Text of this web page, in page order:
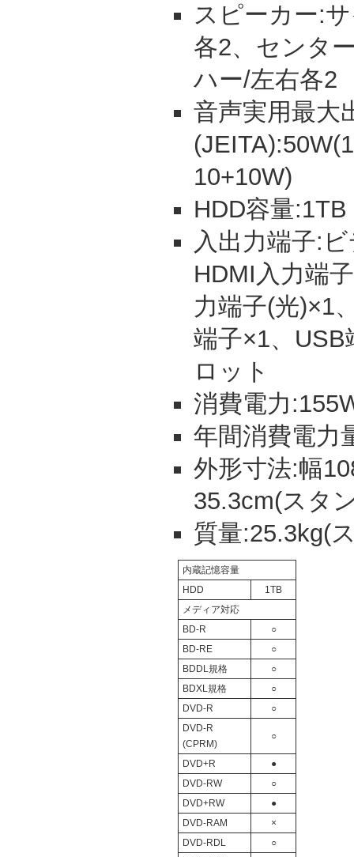
スピーカー:
各2、センタ
ハー/左右各2
音声実用最大
10+10W)
HDD容量:1TB
入出力端子:
HDMI入力端
力端子(光)×1
端子×1、
ロット
消費電力
年間消費電力
外形寸法:幅
35.3cm(スタ
質量:25.3kg(
内蔵記憶容量
HDD 1TB
メディア対応
BD-R ○
BD-RE ○
BDDL規格 ○
BDXL規格 ○
DVD-R ○
DVD-R
(CPRM)
○
DVD+R ●
DVD-RW ○
DVD+RW ●
DVD-RAM ×
DVD-RDL ○